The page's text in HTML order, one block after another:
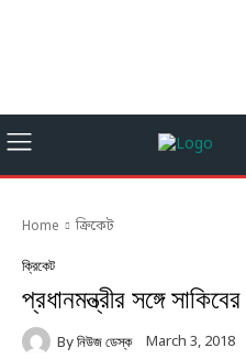
Home ক্রিকেট
ক্রিকেট
প্রধানমন্ত্রীর সঙ্গে
By নিউজ ডেস্ক March 3, 2018